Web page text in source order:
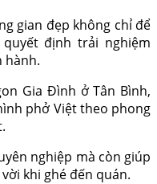
gian đẹp không chỉ để
định trải nghiệm
hành.
Gia Đình ở Tân Bình,
phở Việt theo phong
nghiệp mà còn giúp
khi ghé đến quán.